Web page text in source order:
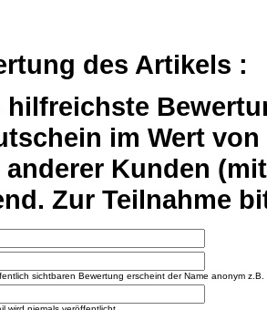
des Artikels :
hilfreichste
im Wert
anderer Kunden
Zur Teilnahme
sichtbaren Bewertung erscheint der Name anonym